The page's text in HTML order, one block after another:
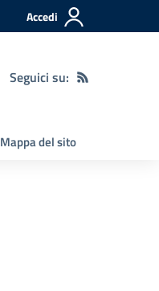
Accedi
Seguici su:
Mappa del sito